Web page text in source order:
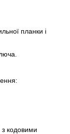
планки і
з кодовими